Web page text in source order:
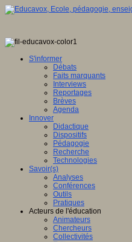
S'informer
Débats
Faits marquants
Interviews
Reportages
Brèves
Agenda
Innover
Didactique
Dispositifs
Pédagogie
Recherche
Technologies
Savoir(s)
Analyses
Conférences
Outils
Pratiques
Acteurs de l'éducation
Animateurs
Chercheurs
Collectivités